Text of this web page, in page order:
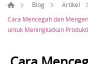
Blog
Artikel
Cara Mencegah dan
untuk Meningkatkan